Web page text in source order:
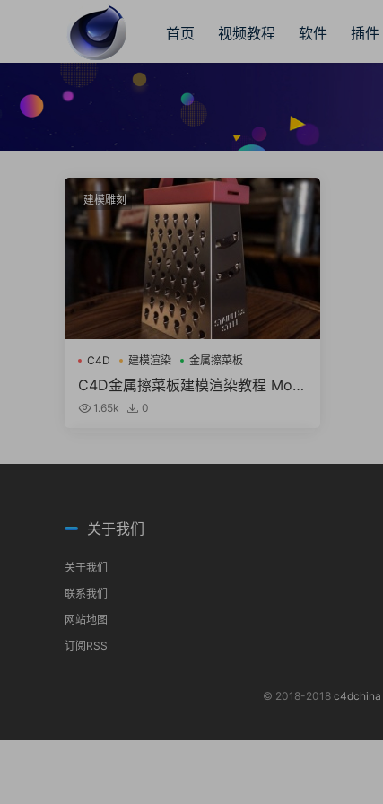
首页 视频教程 软件 插件
建模雕刻
C4D 建模渲染 金属擦菜板
C4D金属擦菜板建模渲染教程 Mod
el a Grater (Cinema 4D Tutorial)
1.65k 0
关于我们
关于我们
联系我们
网站地图
订阅RSS
© 2018-2018 c4dchina